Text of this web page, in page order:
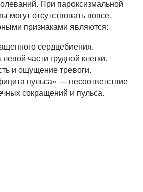
При пароксизмальной
отсутствовать вовсе.
признаками являются:
сердцебиения.
части грудной клетки.
и ощущение тревоги.
пульса» — несоответствие
сокращений и пульса.